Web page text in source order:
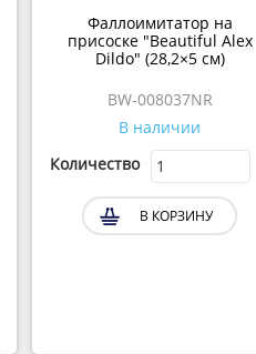
Фаллоимитатор на
присоске "Beautiful Alex
Dildo" (28,2×5 см)
BW-008037NR
В наличии
Количество
В КОРЗИНУ